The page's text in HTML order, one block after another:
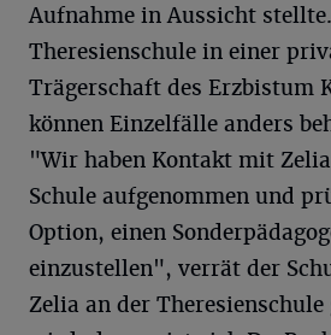
Aufnahme in Aussicht
Theresienschule in einer
Trägerschaft des Erzbistum
können Einzelfälle anders
"Wir haben Kontakt mit
Schule aufgenommen und
Option, einen
einzustellen", verrät der
Zelia an der